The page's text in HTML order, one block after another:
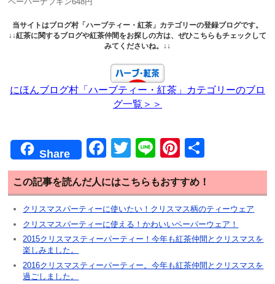
当サイトはブログ村「ハーブティー・紅茶」カテゴリーの登録ブログです。
↓↓紅茶に関するブログや紅茶仲間をお探しの方は、ぜひこちらもチェックして
みてくださいね。↓↓
にほんブログ村「ハーブティー・紅茶」カテゴリーのブロ
グ一覧＞＞
Share
F
a
c
e
b
o
o
T
wi
tt
er
Li
n
e
Pi
nt
er
e
st
有
この記事を読んだ人にはこちらもおすすめ！
クリスマスパーティーに使いたい！クリスマス柄のティーウェア
クリスマスパーティーに使える！かわいいペーパーウェア！
2015クリスマスティーパーティー！今年も紅茶仲間とクリスマスを
楽しみました。
2016クリスマスティーパーティー。今年も紅茶仲間とクリスマスを
過ごしました。